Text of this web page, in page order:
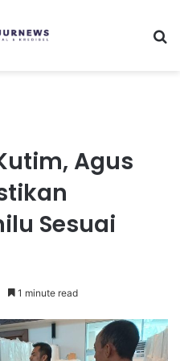
Agus
Sesuai
1 minute read